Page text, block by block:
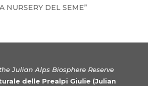
NURSERY DEL SEME”
Julian Alps Biosphere Reserve
delle Prealpi Giulie (Julian